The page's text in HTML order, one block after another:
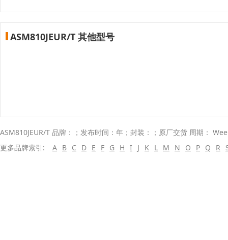
ASM810JEUR/T 其他型号
ASM810JEUR/T 品牌：；发布时间：年；封装：；原厂交货 周期：
更多品牌索引:
A B C D E F G H I J K L M N O P Q R